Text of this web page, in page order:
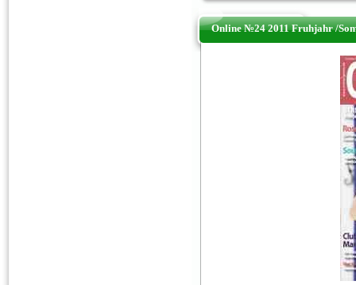
Online №24 2011 Fruhjahr /